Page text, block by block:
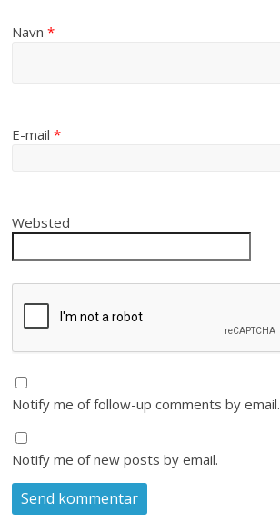
Navn*
E-mail*
Websted
Notify me of follow-up comments by email.
Notify me of new posts by email.